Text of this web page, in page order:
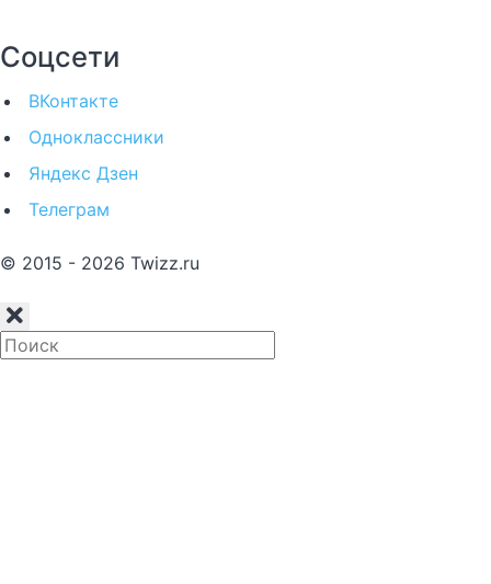
Соцсети
ВКонтакте
Одноклассники
Яндекс Дзен
Телеграм
© 2015 - 2026 Twizz.ru